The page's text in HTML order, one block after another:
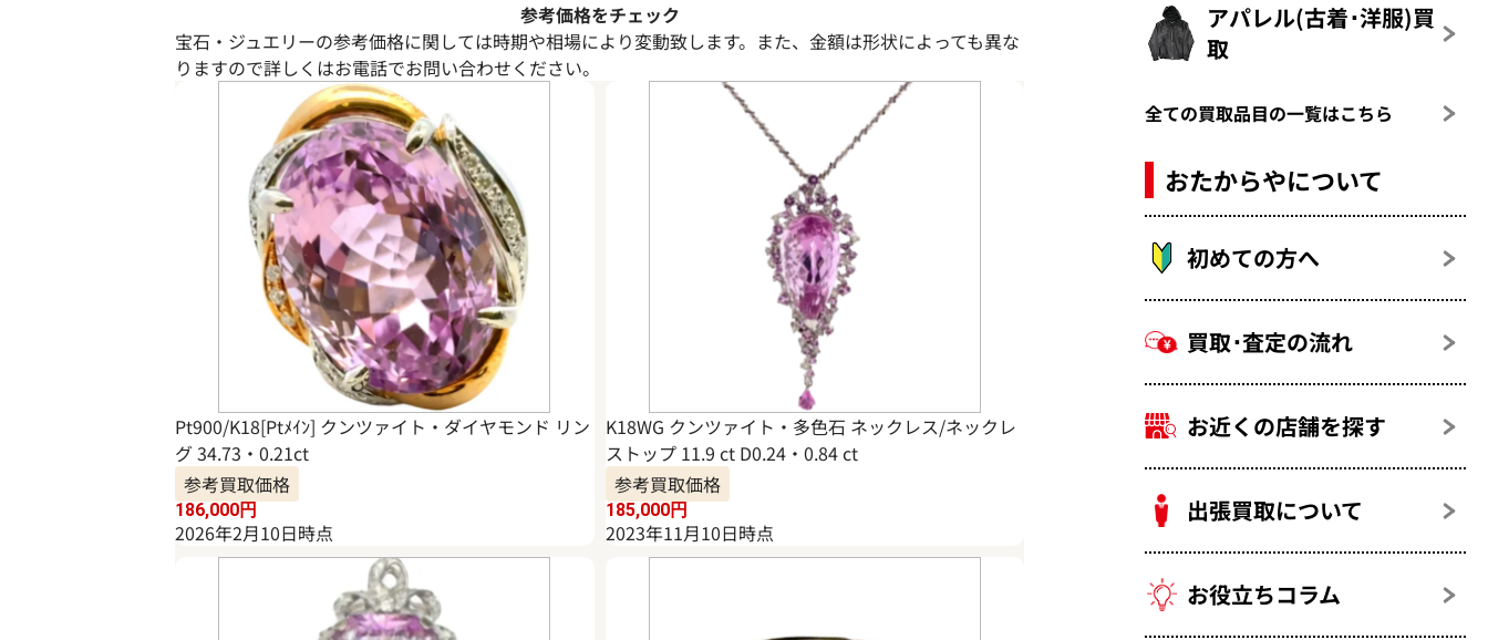
参考価格をチェック
宝石・ジュエリーの参考価格に関しては時期や相場により変動致します。また、金額は形状によっても異な
りますので詳しくはお電話でお問い合わせください。
Pt900/K18[Ptﾒｲﾝ] クンツァイト・ダイヤモンド リン
グ 34.73・0.21ct
参考買取価格
186,000円
2026年2月10日時点
K18WG クンツァイト・多色石 ネックレス/ネックレ
ストップ 11.9 ct D0.24・0.84 ct
参考買取価格
185,000円
2023年11月10日時点
アパレル(古着･洋服)買
取
全ての買取品目の一覧はこちら
おたからやについて
初めての方へ
買取･査定の流れ
お近くの店舗を探す
出張買取について
お役立ちコラム